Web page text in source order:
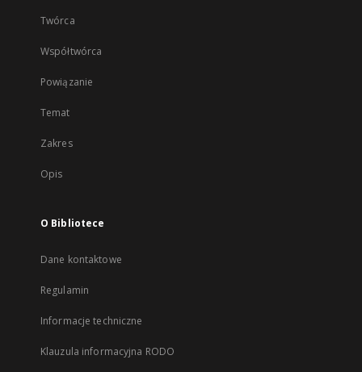
Twórca
Współtwórca
Powiązanie
Temat
Zakres
Opis
O Bibliotece
Dane kontaktowe
Regulamin
Informacje techniczne
Klauzula informacyjna RODO